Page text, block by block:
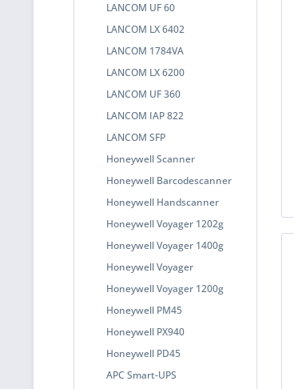
LANCOM UF 60
LANCOM LX 6402
LANCOM 1784VA
LANCOM LX 6200
LANCOM UF 360
LANCOM IAP 822
LANCOM SFP
Honeywell Scanner
Honeywell Barcodescanner
Honeywell Handscanner
Honeywell Voyager 1202g
Honeywell Voyager 1400g
Honeywell Voyager
Honeywell Voyager 1200g
Honeywell PM45
Honeywell PX940
Honeywell PD45
APC Smart-UPS